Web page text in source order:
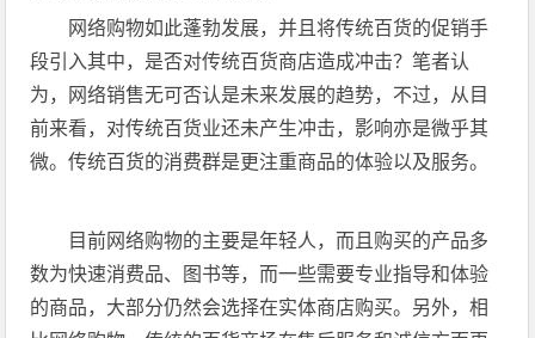
网络购物如此蓬勃发展，并且将传统百货的促销手
段引入其中，是否对传统百货商店造成冲击？笔者认
为，网络销售无可否认是未来发展的趋势，不过，从目
前来看，对传统百货业还未产生冲击，影响亦是微乎其
微。传统百货的消费群是更注重商品的体验以及服务。
目前网络购物的主要是年轻人，而且购买的产品多
数为快速消费品、图书等，而一些需要专业指导和体验
的商品，大部分仍然会选择在实体商店购买。另外，相